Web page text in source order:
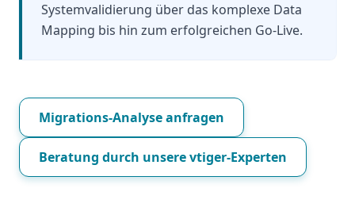
Systemvalidierung über das komplexe Data
Mapping bis hin zum erfolgreichen Go-Live.
Migrations-Analyse anfragen
Beratung durch unsere vtiger-Experten